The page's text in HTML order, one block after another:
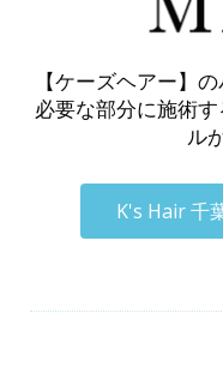
【ケーズヘアー】
必要な部分に施術
ル
K's Hair 千